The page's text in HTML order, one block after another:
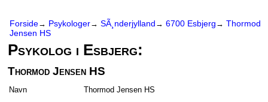
Forside→ Psykologer→ SÃ¸nderjylland → 6700 Esbjerg → Thormod
Jensen HS
Psykolog i Esbjerg:
Thormod Jensen HS
Navn
Thormod Jensen HS